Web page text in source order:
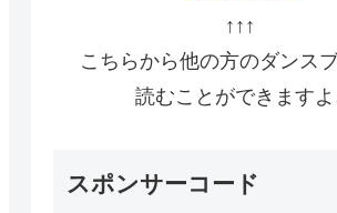
↑↑↑
こちらから他の方のダンス
読むことができますよ
スポンサーコード